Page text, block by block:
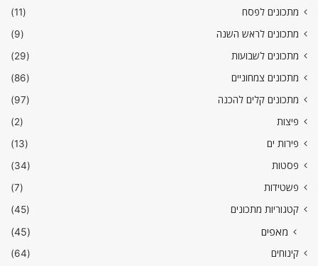
מתכונים לפסח
(11)
מתכונים לראש השנה
(9)
מתכונים לשבועות
(29)
מתכונים צמחוניים
(86)
מתכונים קלים להכנה
(97)
פיצות
(2)
פירות ים
(13)
פסטות
(34)
פשטידות
(7)
קטגוריות מתכונים
(45)
מאפים (45)
קינוחים
(64)